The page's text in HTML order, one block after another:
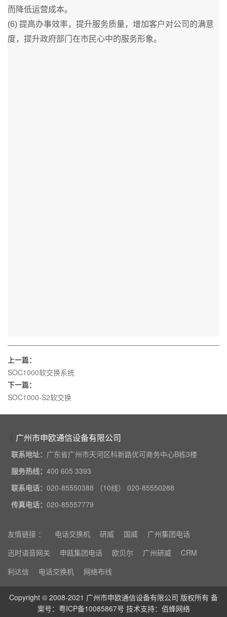
而降低运营成本。
(6) 提高办事效率，提升服务质量，增加客户对公司的满意
度，提升政府部门在市民心中的服务形象。
上一篇：
SOC1000软交换系统
下一篇：
SOC1000-S2软交换
广州市申欧通信设备有限公司
联系地址： 广东省广州市天河区科新路优可商务中心B栋3楼
服务热线： 400 605 3393
联系电话： 020-85550388 （10线） 020-85550288
传真电话： 020-85557779
友情链接 ： 电话交换机 研威 国威
广州集团电话
迅时语音网关
申瓯集团电话 欧贝尔 广州研威
CRM
利达信
电话交换机 网络布线
Copyright © 2008-2021 广州市申欧通信设备有限公司 版权所有 备
案号： 粤ICP备10085867号 技术支持： 佰蜂网络